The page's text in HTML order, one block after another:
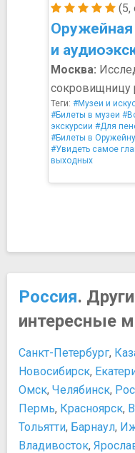
(5,
Оружейная
и
Москва:
сокровищницу
Теги: #Музеи и
#Билеты в музеи
экскурсии #Для
#Билеты в
#Увидеть самое
выходных
Россия.
интересные
Санкт-Петербург,
Новосибирск,
Омск, Челябинск,
Пермь, Красноярск,
Тольятти, Барнаул,
Владивосток,